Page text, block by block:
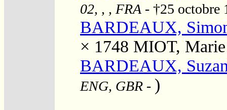
02, , , FRA - †25 octobre
BARDEAUX,
× 1748 MIOT,
BARDEAUX,
ENG, GBR - )